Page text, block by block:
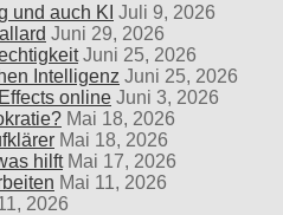
und auch KI Juli 9, 2026
Juni 29, 2026
Juni 25, 2026
Intelligenz Juni 25, 2026
online Juni 3, 2026
Mai 18, 2026
Mai 18, 2026
hilft Mai 17, 2026
Mai 11, 2026
2026